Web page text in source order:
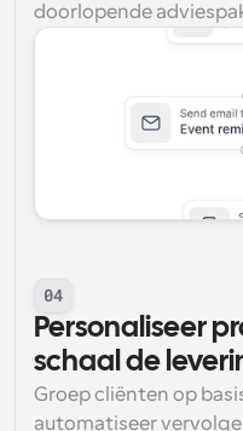
doorlopende
04
Personaliseer
schaal de
Groep cliënten op
automatiseer